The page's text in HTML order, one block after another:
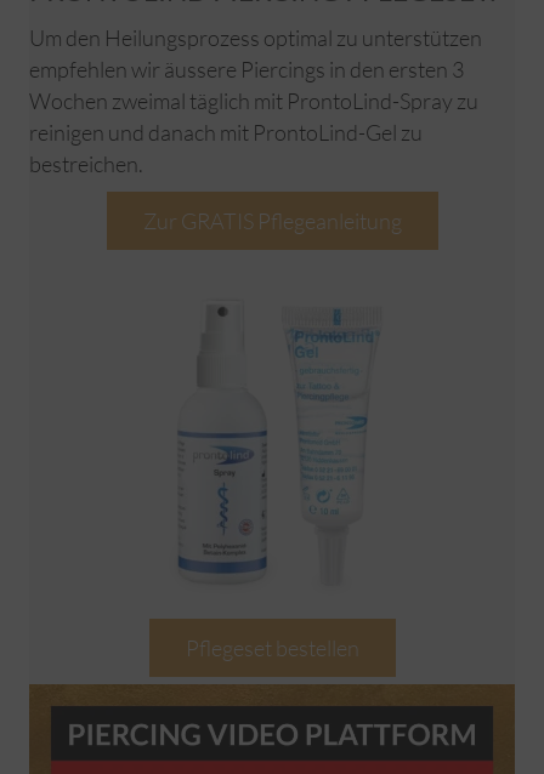
Um den Heilungsprozess optimal zu unterstützen
empfehlen wir äussere Piercings in den ersten 3
Wochen zweimal täglich mit ProntoLind-Spray zu
reinigen und danach mit ProntoLind-Gel zu
bestreichen.
Zur GRATIS Pflegeanleitung
Pflegeset bestellen